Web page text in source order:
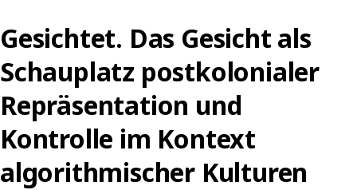
NACH
DER
POST-
INTERNET
ART
Gesichtet. Das Gesicht als
Schauplatz postkolonialer
Repräsentation und
Kontrolle im Kontext
algorithmischer Kulturen